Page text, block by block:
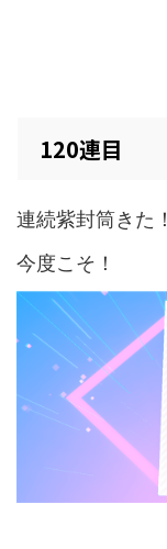
120連目
連続紫封筒きた！
今度こそ！